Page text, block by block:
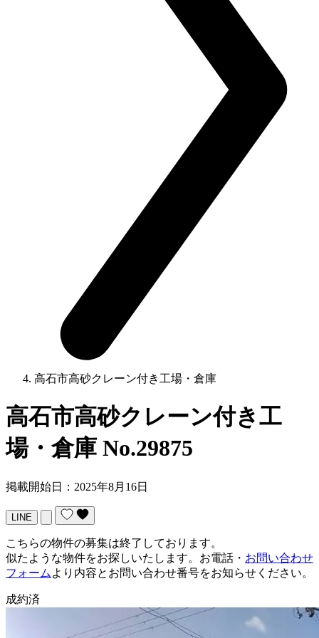
高石市高砂クレーン付き工場・倉庫
高石市高砂クレーン付き工
場・倉庫 No.29875
掲載開始日：2025年8月16日
LINE
こちらの物件の募集は終了しております。
似たような物件をお探しいたします。お電話・ お問い合わせ
フォーム より内容とお問い合わせ番号をお知らせください。
成約済